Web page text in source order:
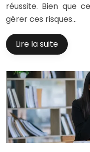
réussite. Bien que
gérer ces risques…
Lire la suite